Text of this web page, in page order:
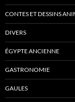
CONTES ET DESSINS
DIVERS
ÉGYPTE ANCIENNE
GASTRONOMIE
GAULES